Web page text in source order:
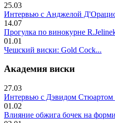
25.03
Интервью с Анджелой
14.07
Прогулка по винокурне
01.01
Чешский виски: Gold Cock...
Академия виски
27.03
Интервью с Дэвидом Стюартом
01.02
Влияние обжига бочек на